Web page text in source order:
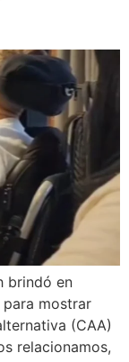
brindó en
mostrar
(CAA)
relacionamos,